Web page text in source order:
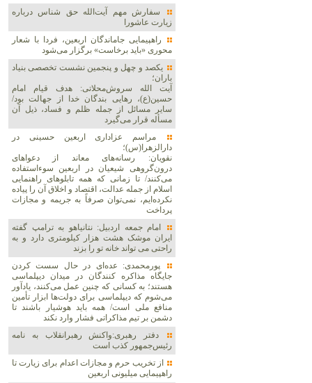
سفارش مهم آیت‌الله حق شناس درباره
زیارت عاشورا
راهپیمایی جاماندگان اربعین، فردا با شعار
محوری «باید برخاست» برگزار می‌شود
یکصد و چهل و پنجمین نشست تخصصی بنیاد
باران؛
آیت الله سروش‌محلاتی: هدف قیام امام
حسین(ع)، رهایی بندگان خدا از جهالت بود/
سایر مسائل از جمله ظلم و فساد، ذیل آن
مسأله قرار می‌گیرد
مراسم عزاداری اربعین حسینی در
دارالزهرا(س)؛
نقویان: رسانه‌های معاند از دعواهای
درون‌گروهی شیعیان در اربعین سوءاستفاده
می‌کنند/ تا زمانی که همه تابلوهای راهنمایی
اسلام از جمله عدالت، اقتصاد و اخلاق آن را پیاده
نکرده‌ایم، نمی‌توان صرفاً به جریمه و مجازات
پرداخت
امام جمعه اردبیل: نتانیاهو به ترامپ گفته
ایران موشک هشت هزار کیلومتری دارد و به
راحتی می تواند خانه تو را بزند
پورمحمدی: عده‌ای در حال سست کردن
جایگاه مذاکره کنندگان در میدان دیپلماسی
هستند؛ به کسانی که چنین عمل می‌کنند، یادآور
می‌شوم که دیپلماسی برای دولت‌ها ابزار تأمین
منافع ملی است/ همه باید هوشیار باشند تا
دشمن بر تیم مذاکراتی فشار وارد نکند
دفتر رهبری:واکنش رهبرانقلاب به نامه
رئیس‌جمهور کذب است
از تخریب حرم و مجازات اعدام برای زیارت تا
راهپیمایی میلیونی اربعین